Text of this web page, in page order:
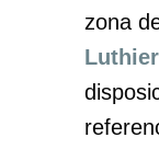
zona
Luthier